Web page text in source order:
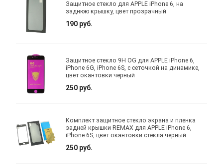
Защитное стекло для APPLE iPhone 6, на
заднюю крышку, цвет прозрачный
190 руб.
Защитное стекло 9H OG для APPLE iPhone 6,
iPhone 6G, iPhone 6S, с сеточкой на динамике,
цвет окантовки черный
250 руб.
Комплект защитное стекло экрана и пленка
задней крышки REMAX для APPLE iPhone 6,
iPhone 6S, цвет окантовки стекла черный
250 руб.